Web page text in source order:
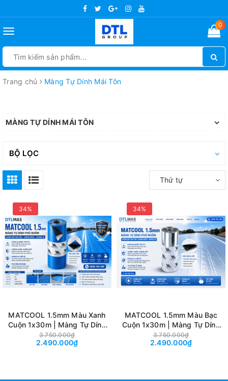
Toggle
0
Trang chủ Màng Tự Dính Mái Tôn
MÀNG TỰ DÍNH MÁI TÔN
BỘ LỌC
Thứ tự
34%
MATCOOL 1.5mm Màu Xanh
Cuộn 1x30m | Màng Tự Dính
Phủ Nhôm Chống Dột Mái
Tôn, Chống Nóng Kháng UV
3.750.000₫
2.490.000₫
34%
MATCOOL 1.5mm Màu Bạc
Cuộn 1x30m | Màng Tự Dính
Phủ Nhôm Chống Dột Mái
Tôn, Chống Nóng Kháng UV
3.750.000₫
2.490.000₫